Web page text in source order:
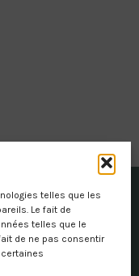
telles que les
Le fait de
telles que le
de ne pas consentir